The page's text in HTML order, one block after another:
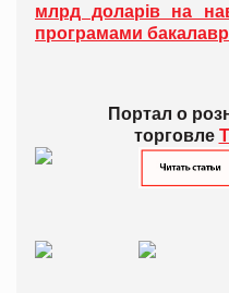
млрд доларів на
програмами
Портал о
торговле